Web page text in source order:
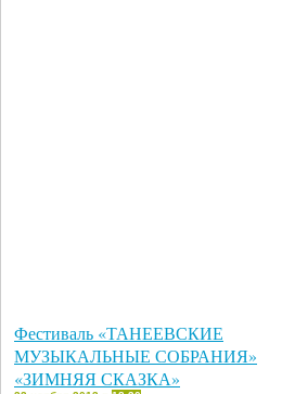
Фестиваль «ТАНЕЕВСКИЕ
МУЗЫКАЛЬНЫЕ СОБРАНИЯ»
«ЗИМНЯЯ СКАЗКА»